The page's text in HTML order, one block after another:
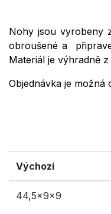
Nohy jsou vyrobeny
obroušené a
Materiál je výhradně
Objednávka je možná
Výchozí
44,5x9x9